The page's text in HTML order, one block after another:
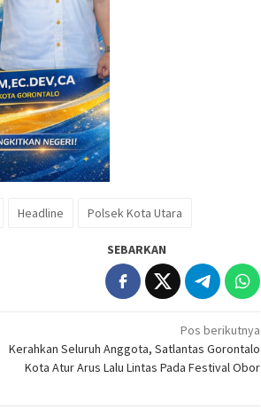
Headline Polsek Kota Utara
SEBARKAN
Pos berikutnya
Kerahkan Seluruh Anggota, Satlantas Gorontalo
Kota Atur Arus Lalu Lintas Pada Festival Obor